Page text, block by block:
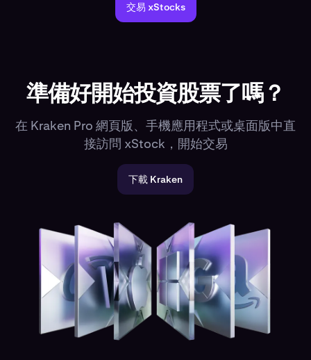
交易 xStocks
準備好開始投資股票了嗎？
在 Kraken Pro 網頁版、手機應用程式或桌面版中直
接訪問 xStock，開始交易
下載 Kraken